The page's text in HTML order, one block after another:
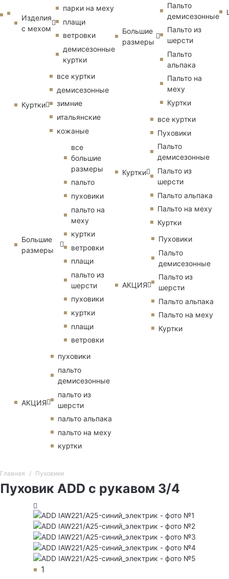
Изделия
с мехом
парки на меху
плащи
ветровки
демисезонные
куртки
Куртки
все куртки
демисезонные
зимние
итальянские
кожаные
Большие
размеры
все
большие
размеры
пальто
пуховики
пальто на
меху
куртки
ветровки
плащи
пальто из
шерсти
пуховики
куртки
плащи
ветровки
АКЦИЯ
пуховики
пальто
демисезонные
пальто из
шерсти
пальто альпака
пальто на меху
куртки
Большие
размеры
Пальто
демисезонные
Пальто из
шерсти
Пальто
альпака
Пальто на
меху
Куртки
Куртки
все куртки
Пуховики
Пальто
демисезонные
Пальто из
шерсти
Пальто альпака
Пальто на меху
Куртки
АКЦИЯ
Пуховики
Пальто
демисезонные
Пальто из
шерсти
Пальто альпака
Пальто на меху
Куртки
Главная Пуховики
Пуховик ADD с рукавом 3/4
1